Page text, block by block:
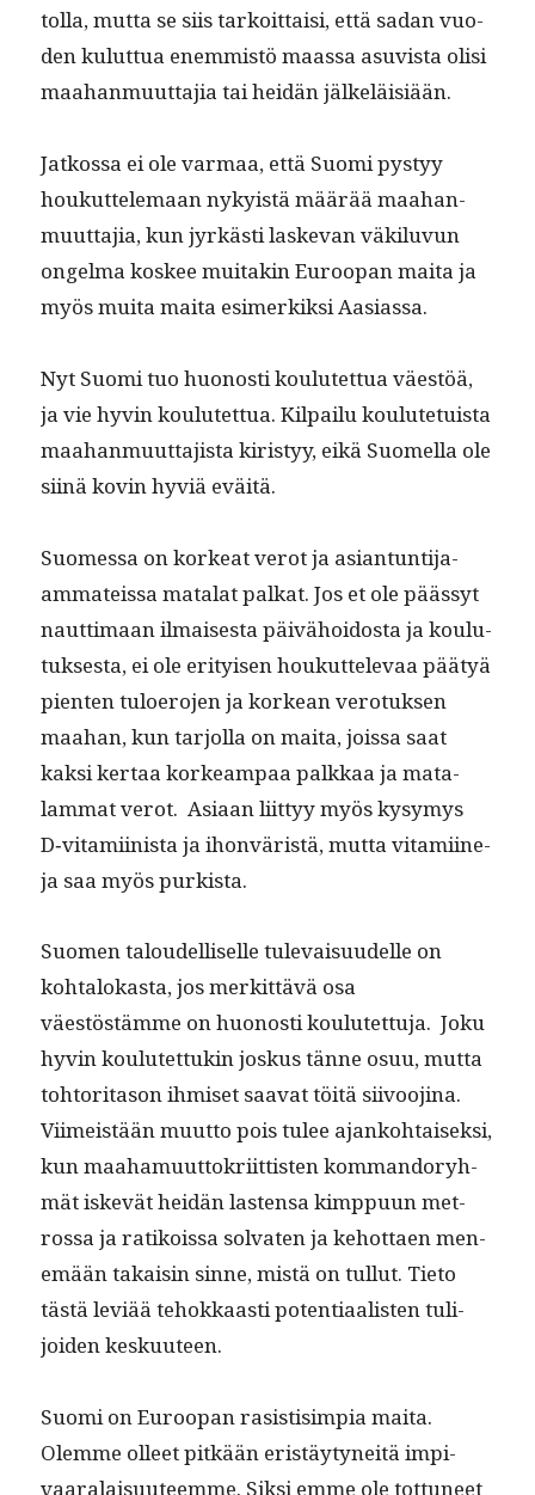
tol­la, mut­ta se siis tarkoit­taisi, että sadan vuo­
den kulut­tua enem­mistö maas­sa asu­vista olisi
maa­han­muut­ta­jia tai hei­dän jälkeläisiään.
Jatkos­sa ei ole var­maa, että Suo­mi pystyy
houkut­tele­maan nyky­istä määrää maa­han­
muut­ta­jia, kun jyrkästi laske­van väk­ilu­vun
ongel­ma kos­kee muitakin Euroopan mai­ta ja
myös mui­ta mai­ta esimerkik­si Aasiassa.
Nyt Suo­mi tuo huonos­ti koulutet­tua väestöä,
ja vie hyvin koulutet­tua. Kil­pailu koulute­tu­ista
maa­han­muut­ta­jista kiristyy, eikä Suomel­la ole
siinä kovin hyviä eväitä.
Suomes­sa on korkeat verot ja asiantun­ti­ja-
ammateis­sa mata­lat palkat. Jos et ole päässyt
naut­ti­maan ilmais­es­ta päivähoi­dos­ta ja koulu­
tuk­ses­ta, ei ole eri­tyisen houkut­tel­e­vaa pää­tyä
pien­ten tulo­ero­jen ja korkean vero­tuk­sen
maa­han, kun tar­jol­la on mai­ta, jois­sa saat
kak­si ker­taa korkeam­paa palkkaa ja mata­
lam­mat verot. Asi­aan liit­tyy myös kysymys
D‑vitamiinista ja ihon­väristä, mut­ta vita­mi­ine­
ja saa myös purkista.
Suomen taloudel­liselle tule­vaisu­udelle on
kohtalokas­ta, jos merkit­tävä osa
väestöstämme on huonos­ti koulutet­tu­ja. Joku
hyvin koulutet­tukin joskus tänne osuu, mut­ta
tohtori­ta­son ihmiset saa­vat töitä siivoo­ji­na.
Viimeistään muut­to pois tulee ajanko­htaisek­si,
kun maa­hamuut­tokri­it­tis­ten kom­man­do­ryh­
mät iskevät hei­dän las­ten­sa kimp­pu­un met­
rossa ja ratikois­sa sol­vat­en ja kehot­taen men­
emään takaisin sinne, mis­tä on tul­lut. Tieto
tästä lev­iää tehokkaasti poten­ti­aal­is­ten tuli­
joiden keskuuteen.
Suo­mi on Euroopan rasis­tisimpia mai­ta.
Olemme olleet pitkään eristäy­tyneitä impi­
vaar­alaisu­u­teemme. Sik­si emme ole tot­tuneet